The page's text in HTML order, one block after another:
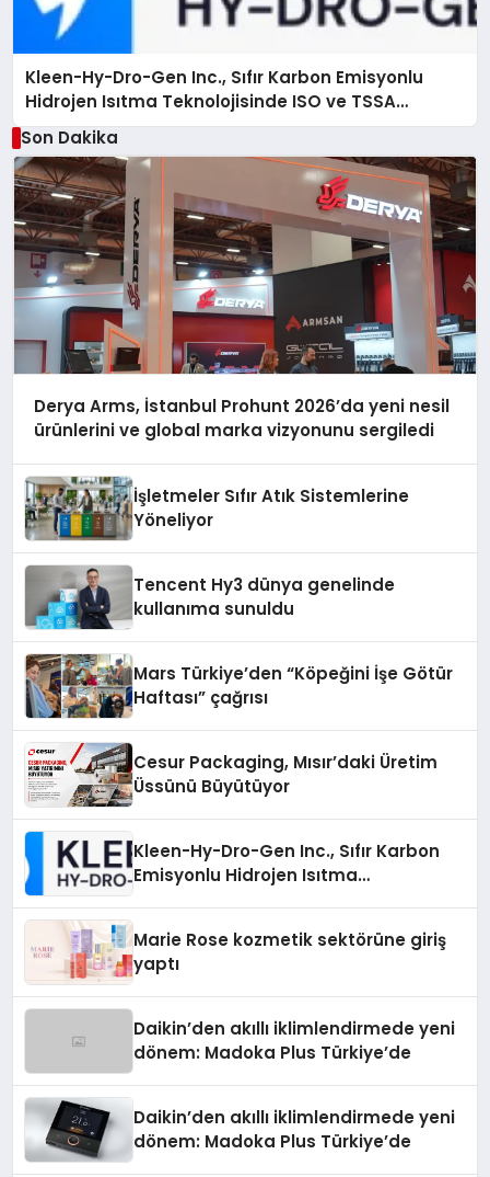
Kleen-Hy-Dro-Gen Inc., Sıfır Karbon Emisyonlu
Hidrojen Isıtma Teknolojisinde ISO ve TSSA
Düzenleyici Onaylarını Aldı
Son Dakika
Derya Arms, İstanbul Prohunt 2026’da yeni nesil
ürünlerini ve global marka vizyonunu sergiledi
İşletmeler Sıfır Atık Sistemlerine
Yöneliyor
Tencent Hy3 dünya genelinde
kullanıma sunuldu
Mars Türkiye’den “Köpeğini İşe Götür
Haftası” çağrısı
Cesur Packaging, Mısır’daki Üretim
Üssünü Büyütüyor
Kleen-Hy-Dro-Gen Inc., Sıfır Karbon
Emisyonlu Hidrojen Isıtma
Marie Rose kozmetik sektörüne giriş
yaptı
Daikin’den akıllı iklimlendirmede yeni
dönem: Madoka Plus Türkiye’de
Daikin’den akıllı iklimlendirmede yeni
dönem: Madoka Plus Türkiye’de